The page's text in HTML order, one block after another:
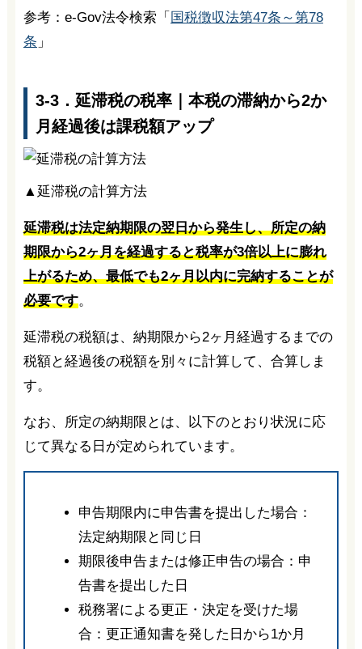
参考：e-Gov法令検索「 国税徴収法第47条～第78
条 」
3-3．延滞税の税率｜本税の滞納から2か
月経過後は課税額アップ
▲延滞税の計算方法
延滞税は法定納期限の翌日から発生し、所定の納
期限から2ヶ月を経過すると税率が3倍以上に膨れ
上がるため、最低でも2ヶ月以内に完納することが
必要です。
延滞税の税額は、納期限から2ヶ月経過するまでの
税額と経過後の税額を別々に計算して、合算しま
す。
なお、所定の納期限とは、以下のとおり状況に応
じて異なる日が定められています。
申告期限内に申告書を提出した場合：
法定納期限と同じ日
期限後申告または修正申告の場合：申
告書を提出した日
税務署による更正・決定を受けた場
合：更正通知書を発した日から1か月